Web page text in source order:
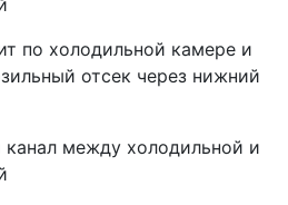
по холодильной камере и
отсек через нижний